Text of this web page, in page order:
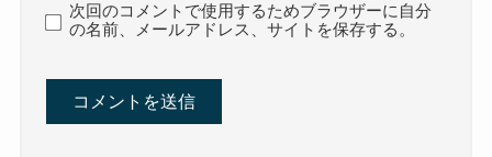
次回のコメントで使用するためブラウザーに自分
の名前、メールアドレス、サイトを保存する。